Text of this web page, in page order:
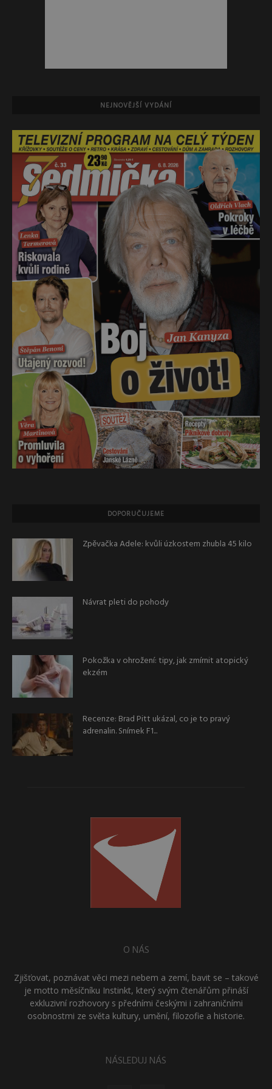
NEJNOVĚJŠÍ VYDÁNÍ
DOPORUČUJEME
Zpěvačka Adele: kvůli úzkostem zhubla 45 kilo
Návrat pleti do pohody
Pokožka v ohrožení: tipy, jak zmírnit atopický
ekzém
Recenze: Brad Pitt ukázal, co je to pravý
adrenalin. Snímek F1...
O NÁS
Zjišťovat, poznávat věci mezi nebem a zemí, bavit se – takové
je motto měsíčníku Instinkt, který svým čtenářům přináší
exkluzivní rozhovory s předními českými i zahraničními
osobnostmi ze světa kultury, umění, filozofie a historie.
NÁSLEDUJ NÁS